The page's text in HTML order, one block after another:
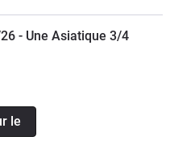
- Une Asiatique 3/4
le